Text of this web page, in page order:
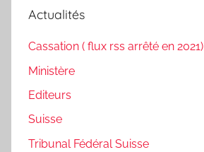
Actualités
Cassation ( flux rss arrêté en 2021)
Ministère
Editeurs
Suisse
Tribunal Fédéral Suisse